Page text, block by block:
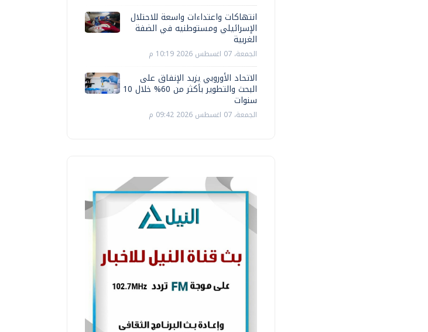
انتهاكات واعتداءات واسعة للاحتلال
الإسرائيلي ومستوطنيه في الضفة
الغربية
الجمعة، 07 اغسطس 2026 10:19 م
الاتحاد الأوروبي يزيد الإنفاق على
البحث والتطوير بأكثر من 60% خلال 10
سنوات
الجمعة، 07 اغسطس 2026 09:42 م